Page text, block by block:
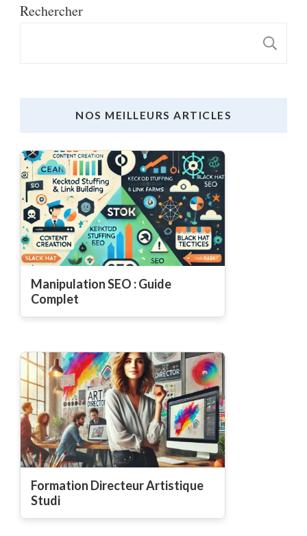
Rechercher
NOS MEILLEURS ARTICLES
Manipulation SEO : Guide
Complet
Formation Directeur Artistique
Studi